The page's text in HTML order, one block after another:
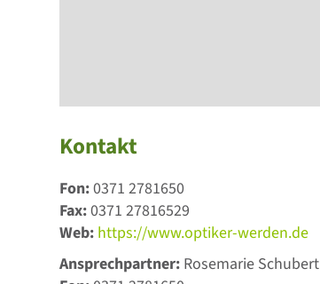
Kontakt
Fon:0371 2781650
Fax:0371 27816529
Web: https://www.optiker-werden.de
Ansprechpartner: Rosemarie Schubert